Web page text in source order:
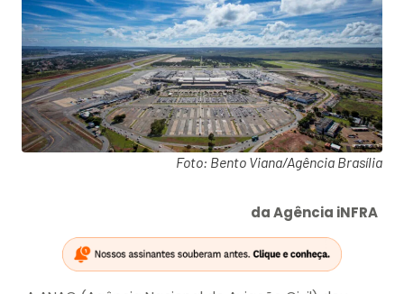
Foto: Bento Viana/Agência Brasília
da Agência iNFRA